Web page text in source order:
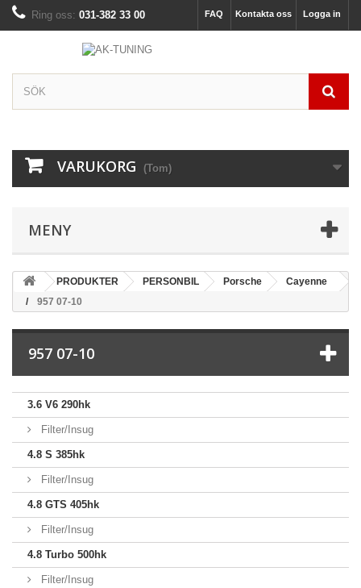
Logga in
Kontakta oss
FAQ
Ring oss: 031-382 33 00
VARUKORG (Tom)
MENY
PRODUKTER PERSONBIL Porsche
Cayenne
957 07-10
957 07-10
3.6 V6 290hk
Filter/Insug
4.8 S 385hk
Filter/Insug
4.8 GTS 405hk
Filter/Insug
4.8 Turbo 500hk
Filter/Insug